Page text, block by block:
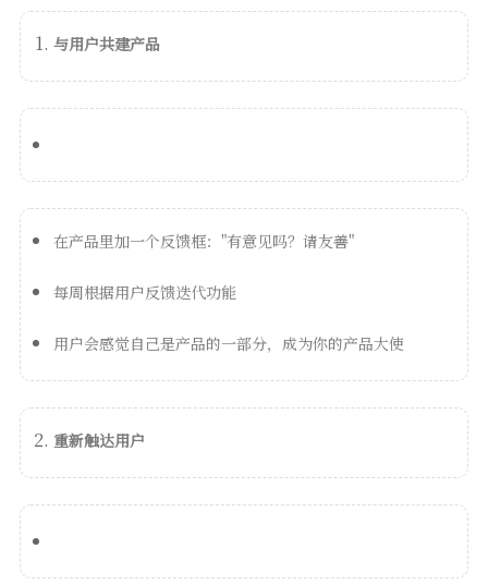
与用户共建产品
在产品里加一个反馈框："有意见吗？请友善"
每周根据用户反馈迭代功能
用户会感觉自己是产品的一部分，成为你的产品大使
重新触达用户